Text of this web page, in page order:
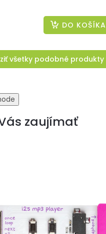
DO KOŠÍKA
všetky podobné produkty
zaujímať